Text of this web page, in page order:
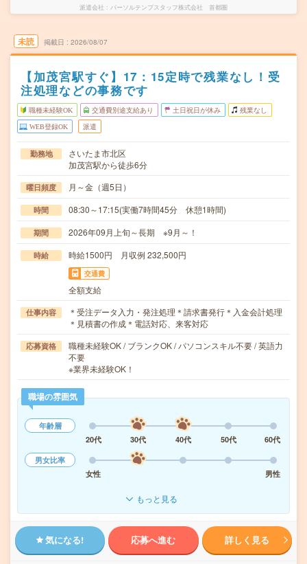
派遣会社 パーソルテンプスタッフ株式会社 首都圏
未読 掲載日 2026/08/07
【加茂宮駅すぐ】17：15定時で残業なし！受
注処理などの事務です
職種未経験OK 交通費別途支給あり 土日祝日が休み 残業なし
WEB登録OK 派遣
勤務地
さいたま市北区
加茂宮駅から徒歩6分
曜日頻度 月～金（週5日）
時間 08:30～17:15(実働7時間45分 休憩1時間)
期間 2026年09月上旬～長期 ※9月～！
時給 時給1500円 月収例 232,500円
交通費
全額支給
仕事内容
＊受注データ入力・発注処理＊請求書発行＊入金会計処理
＊見積書の作成＊電話対応、来客対応
応募資格
職種未経験OK / ブランクOK / パソコンスキル不要 / 英語力
不要
※業界未経験OK！
職場の雰囲気
年齢層
20代
30代 40代 50代
60代
男女比率
女性
男性
もっと見る
気になる! 応募へ進む 詳しく見る